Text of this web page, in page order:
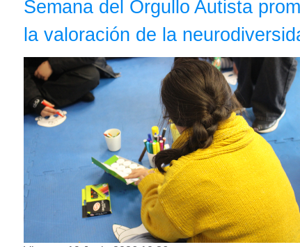
Semana del Orgullo Autista
la valoración de la